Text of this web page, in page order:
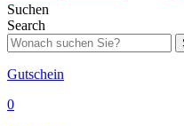
Suchen
Search
Gutschein
0